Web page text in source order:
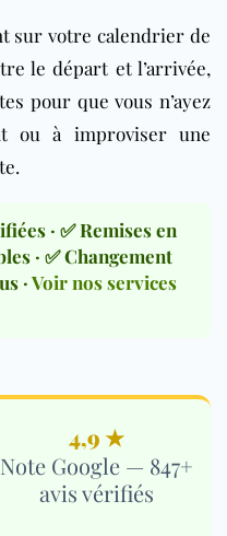
sur votre calendrier de
le départ et l’arrivée,
pour que vous n’ayez
ou à improviser une
· ✅ Remises en
· ✅ Changement
·Voir nos services
4,9 ★
Note Google — 847+
avis vérifiés